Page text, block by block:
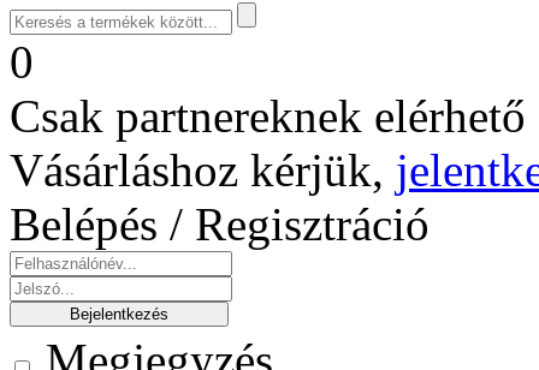
0
Csak partnereknek
Vásárláshoz kérjük,
Belépés / Regisztráció